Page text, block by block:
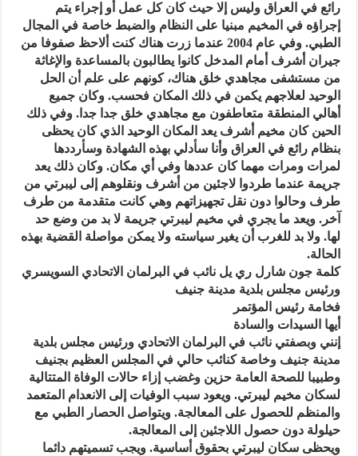
رائع في العراق وليس إلا حيث كان كل عمل أو إجراء يتم
إجراؤه في المخيم مبنيا على النظام والضبط خاصة في المجال
الطبي. وفي عام 2004 عندما زرت هناك كنت ألاحظ صفوفا من
جيران أشرف أمام المدخل كانوا يطالبون بالمساعدة والإغاثة
من مستشفى مجاهدي خلق هناك، كونهم على علم أن الحل
الوحيد لعلاجهم يكمن في ذلك المكان فحسب. وكان جميع
أهالي المنطقة متعاطفون مع مجاهدي خلق جدا جدا. وفي ذلك
الحين كان مخيم أشرف يعد المكان الوحيد الذي كان يحظى
بنظام رائع في العراق وأنا سأدلي بهذه الشهادة وسأرددها
لمرات ومرات مهما كان عددها وفي أي مكان. وكان ذلك يعد
جريمة عندما طردوا لاجئين من أشرف ونقلوهم إلى ليبرتي من
طرف وحالوا دون نقل تجهيزاتهم وهي كانت متقدمة من طرف
آخر. ويعد ما يجري في مخيم ليبرتي جريمة لا بد من وضع حد
لها. ولا بد للغرب أن يغير سياسته ولا يمكن مواصلة القضية بهذه
الحالة.
كلمة جون شارل ري‌ يل نائب في البرلمان الاتحادي السويسري
ورئيس مجلس بلدية مدينة جنيف
فخامة رئيس المؤتمر
أيها السيدات والسادة
إنني وبصفتي نائب في البرلمان الاتحادي ورئيس مجلس بلدية
مدينة جنيف وخاصة كنائب حالي في المجلس العظيم بجنيف
وطبيبا للصحة العامة حزين وغضب إزاء حالات الوفاة المتتالية
لسكان مخيم ليبرتي. ويعود سبب الوفيات إلى الانعدام المتعمد
والمنظم للحصول على المعالجة. ويتواصل الحصار الطبي مع
حيلولة دون حصول اللاجئين إلى المعالجة.
ويحظى سكان ليبرتي بحقوق أساسية. ويجب تسميتهم دائما